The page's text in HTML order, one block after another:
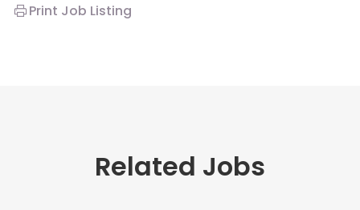
Print Job Listing
Related Jobs